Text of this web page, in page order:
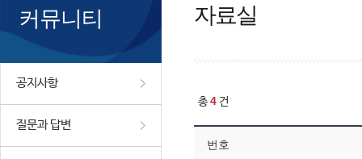
커뮤니티
공지사항
질문과 답변
자료실
총4 건
번호